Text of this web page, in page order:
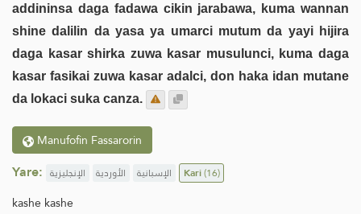
addininsa daga fadawa cikin jarabawa, kuma wannan
shine dalilin da yasa ya umarci mutum da yayi hijira
daga kasar shirka zuwa kasar musulunci, kuma daga
kasar fasikai zuwa kasar adalci, don haka idan mutane
da lokaci suka canza.
Manufofin Fassarorin
Yare: الإنجليزية الأوردية الإسبانية Kari(16)
kashe kashe